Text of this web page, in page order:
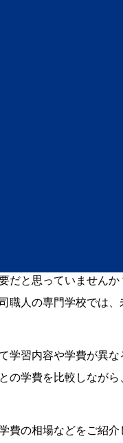
はどれぐ
るべき？
だと思っていません
職人の専門学校では
学習内容や学費が異
の学費を比較しなが
費の相場などをご紹